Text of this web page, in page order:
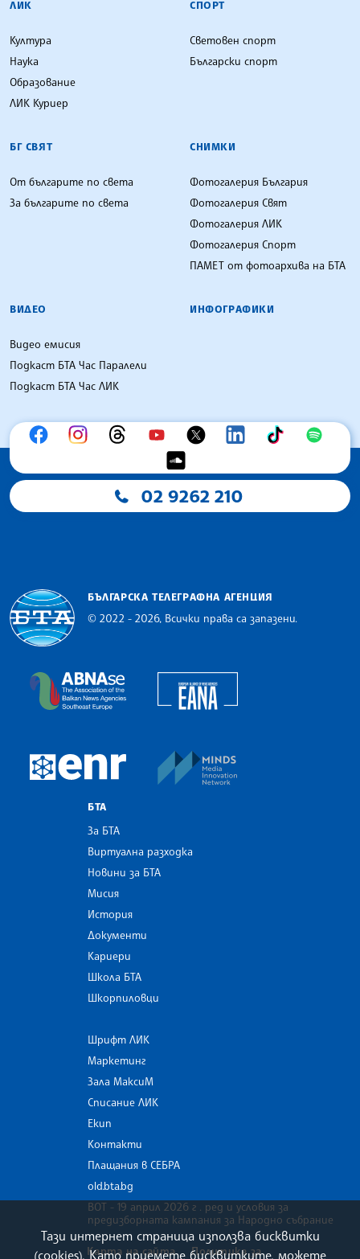
ЛИК
Култура
Наука
Образование
ЛИК Куриер
СПОРТ
Световен спорт
Български спорт
БГ СВЯТ
От българите по света
За българите по света
СНИМКИ
Фотогалерия България
Фотогалерия Свят
Фотогалерия ЛИК
Фотогалерия Спорт
ПАМЕТ от фотоархива на БТА
ВИДЕО
Видео емисия
Подкаст БТА Час Паралели
Подкаст БТА Час ЛИК
ИНФОГРАФИКИ
02 9262 210
БЪЛГАРСКА ТЕЛЕГРАФНА АГЕНЦИЯ
© 2022 - 2026, Всички права са запазени.
The Assocoation of the Balkan News Agencies
European Newsroom
БТА
За БТА
Виртуална разходка
Новини за БТА
Мисия
История
Документи
Кариери
Школа БТА
Шкорпиловци
Шрифт ЛИК
Маркетинг
Зала МаксиМ
Списание ЛИК
Екип
Контакти
Плащания в СЕБРА
old.bta.bg
ВОТ - 19 април 2026 г . ред и условия за
предизборната кампания за Народно събрание
Карта на сайта Политика за
Тази интернет страница използва бисквитки
(cookies). Като приемете бисквитките, можете